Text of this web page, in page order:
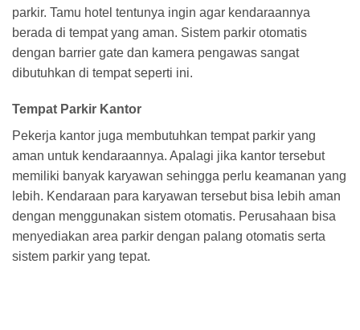
parkir. Tamu hotel tentunya ingin agar kendaraannya
berada di tempat yang aman. Sistem parkir otomatis
dengan barrier gate dan kamera pengawas sangat
dibutuhkan di tempat seperti ini.
Tempat Parkir Kantor
Pekerja kantor juga membutuhkan tempat parkir yang
aman untuk kendaraannya. Apalagi jika kantor tersebut
memiliki banyak karyawan sehingga perlu keamanan yang
lebih. Kendaraan para karyawan tersebut bisa lebih aman
dengan menggunakan sistem otomatis. Perusahaan bisa
menyediakan area parkir dengan palang otomatis serta
sistem parkir yang tepat.